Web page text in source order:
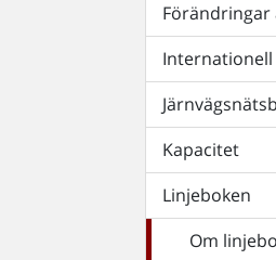
Förändringar
Kapacitet
Linjeboken
Om